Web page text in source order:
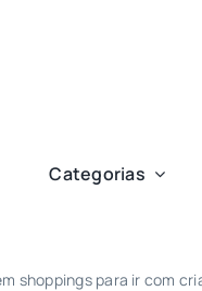
Categorias
shoppings para ir com